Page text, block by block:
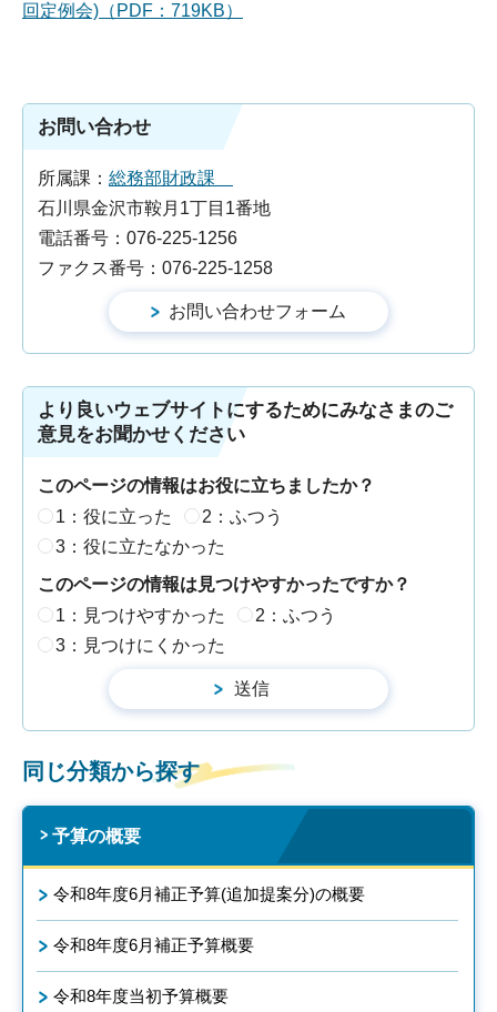
回定例会)（PDF：719KB）
お問い合わせ
所属課： 総務部財政課
石川県金沢市鞍月1丁目1番地
電話番号：076-225-1256
ファクス番号：076-225-1258
より良いウェブサイトにするためにみなさまのご
意見をお聞かせください
このページの情報はお役に立ちましたか？
1：役に立った
2：ふつう
3：役に立たなかった
このページの情報は見つけやすかったですか？
1：見つけやすかった
2：ふつう
3：見つけにくかった
同じ分類から探す
予算の概要
令和8年度6月補正予算(追加提案分)の概要
令和8年度6月補正予算概要
令和8年度当初予算概要